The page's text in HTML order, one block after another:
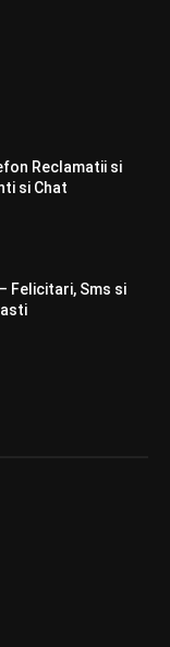
Reclamatii si
si Chat
Felicitari, Sms si